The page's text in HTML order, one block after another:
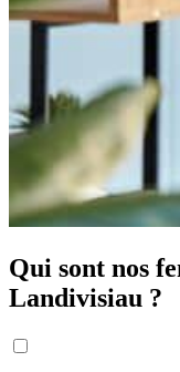
Qui sont nos
Landivisiau ?